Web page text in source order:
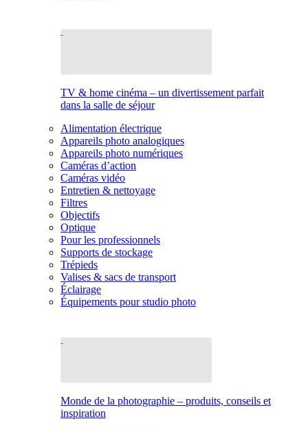
TV & home cinéma – un divertissement parfait
dans la salle de séjour
Alimentation électrique
Appareils photo analogiques
Appareils photo numériques
Caméras d’action
Caméras vidéo
Entretien & nettoyage
Filtres
Objectifs
Optique
Pour les professionnels
Supports de stockage
Trépieds
Valises & sacs de transport
Éclairage
Équipements pour studio photo
Monde de la photographie – produits, conseils et
inspiration